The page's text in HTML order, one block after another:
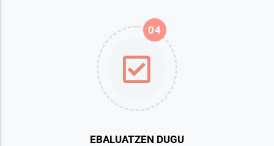
04
EBALUATZEN DUGU